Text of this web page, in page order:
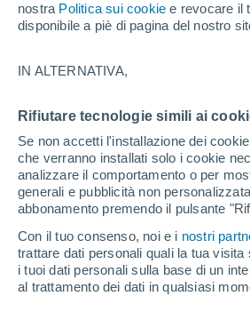
nostra Politica sui cookie e revocare il
disponibile a piè di pagina del nostro
IN ALTERNATIVA,
Rifiutare tecnologie simili ai
Se non accetti l'installazione dei
che verranno installati solo i cookie
analizzare il comportamento o per
generali e pubblicità non
abbonamento premendo il pulsante
Con il tuo consenso, noi e i nostri
trattare dati personali quali la tua
i tuoi dati personali sulla base di un
al trattamento dei dati in qualsiasi
Home Modelli
Il modelli
America Centrale